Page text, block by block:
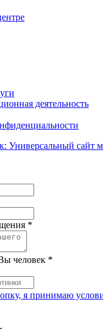
деятельность
Универсальный сайт
*
человек *
я принимаю